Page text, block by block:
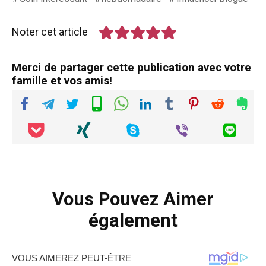
Noter cet article
Merci de partager cette publication avec votre
famille et vos amis!
Vous Pouvez Aimer
également